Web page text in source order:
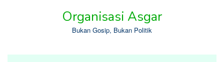
Organisasi Asgar
Bukan Gosip, Bukan Politik